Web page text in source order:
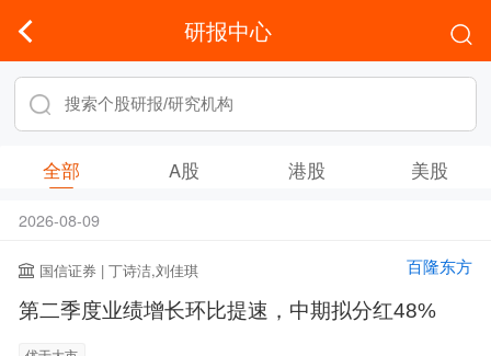
研报中心
全部 A股 港股 美股
2026-08-09
国信证券 | 丁诗洁,刘佳琪 百隆东方
第二季度业绩增长环比提速，中期拟分红48%